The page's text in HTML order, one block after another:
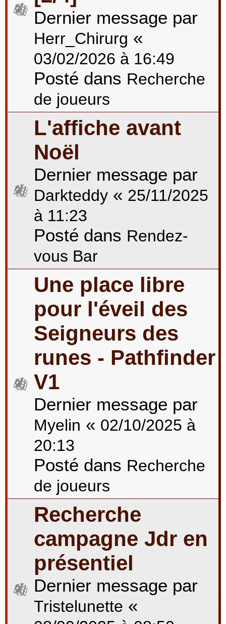
Dernier message par
Herr_Chirurg «
03/02/2026 à 16:49
Posté dans Recherche
de joueurs
L'affiche avant
Noël
Dernier message par
Darkteddy « 25/11/2025
à 11:23
Posté dans Rendez-
vous Bar
Une place libre
pour l'éveil des
Seigneurs des
runes - Pathfinder
V1
Dernier message par
Myelin « 02/10/2025 à
20:13
Posté dans Recherche
de joueurs
Recherche
campagne Jdr en
présentiel
Dernier message par
Tristelunette «